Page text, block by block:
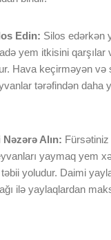
Edin: Silos edərkən
yem itkisini qarşılar
Hava keçirməyən və
tərəfindən daha
Alın:
yaymaq yem
yoludur. Daimi
ilə yaylaqlardan